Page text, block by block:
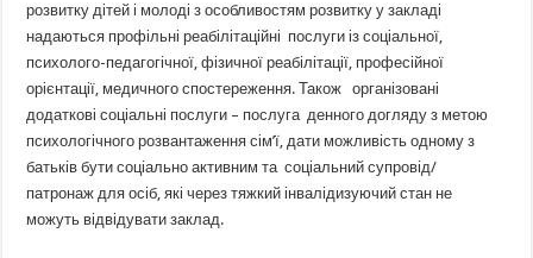
розвитку дітей і молоді з особливостям розвитку у закладі
надаються профільні реабілітаційні послуги із соціальної,
психолого-педагогічної, фізичної реабілітації, професійної
орієнтації, медичного спостереження. Також організовані
додаткові соціальні послуги – послуга денного догляду з метою
психологічного розвантаження сім’ї, дати можливість одному з
батьків бути соціально активним та соціальний супровід/
патронаж для осіб, які через тяжкий інвалідизуючий стан не
можуть відвідувати заклад.